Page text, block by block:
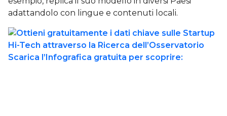
adattandolo con lingue e contenuti locali.